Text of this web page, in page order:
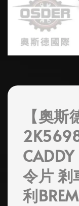
【奧斯
令片 剎
利